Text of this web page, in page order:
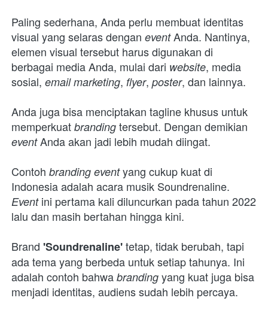
Paling sederhana, Anda perlu membuat identitas
visual yang selaras dengan event Anda. Nantinya,
elemen visual tersebut harus digunakan di
berbagai media Anda, mulai dari website, media
sosial, email marketing, flyer, poster, dan lainnya.
Anda juga bisa menciptakan tagline khusus untuk
memperkuat branding
event Anda akan jadi lebih mudah diingat.
Contoh branding event yang cukup kuat di
Event ini pertama kali diluncurkan pada tahun 2022
lalu dan masih bertahan hingga kini.
Brand 'Soundrenaline' tetap, tidak berubah, tapi
ada tema yang berbeda untuk setiap tahunya. Ini
adalah contoh bahwa branding yang kuat juga bisa
menjadi identitas, audiens sudah lebih percaya.